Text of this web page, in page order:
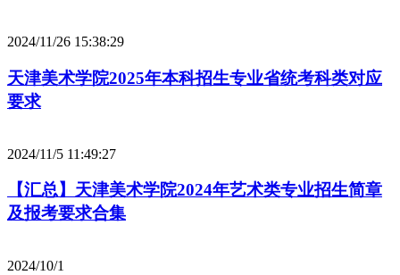
2024/11/26 15:38:29
天津美术学院2025年本科招生专业省统考科类对应
要求
2024/11/5 11:49:27
【汇总】天津美术学院2024年艺术类专业招生简章
及报考要求合集
2024/10/1